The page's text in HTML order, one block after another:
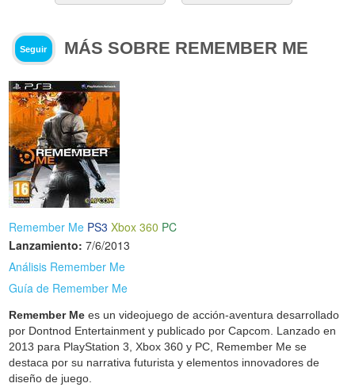
Seguir MÁS SOBRE REMEMBER ME
Remember Me PS3 Xbox 360 PC
Lanzamiento: 7/6/2013
Análisis Remember Me
Guía de Remember Me
Remember Me es un videojuego de acción-aventura desarrollado
por Dontnod Entertainment y publicado por Capcom. Lanzado en
2013 para PlayStation 3, Xbox 360 y PC, Remember Me se
destaca por su narrativa futurista y elementos innovadores de
diseño de juego.